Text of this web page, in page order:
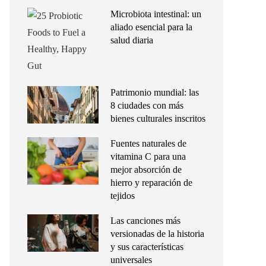
Microbiota intestinal: un
aliado esencial para la
salud diaria
Patrimonio mundial: las
8 ciudades con más
bienes culturales inscritos
Fuentes naturales de
vitamina C para una
mejor absorción de
hierro y reparación de
tejidos
Las canciones más
versionadas de la historia
y sus características
universales